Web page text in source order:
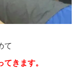
て
きます。